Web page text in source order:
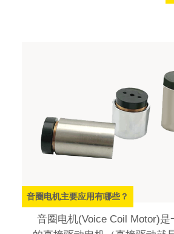
音圈电机主要应用有哪些？
音圈电机(Voice Coil Motor)是